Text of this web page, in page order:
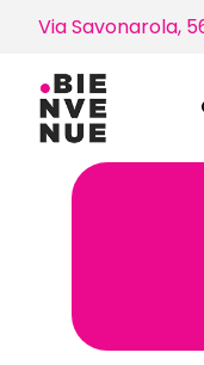
Via Savonarola,